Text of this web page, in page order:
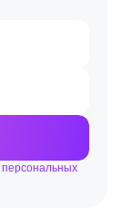
персональных